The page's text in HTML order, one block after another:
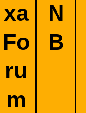
xa
Fo
ru
m
N
B